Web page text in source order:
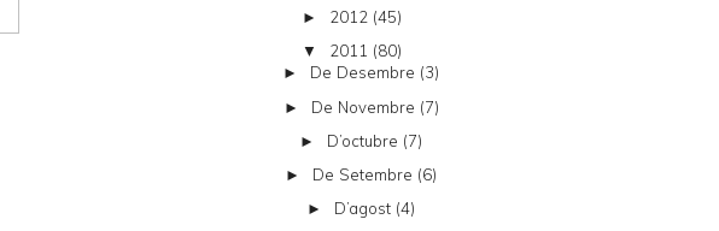
► 2012 (45)
▼ 2011 (80)
► De Desembre (3)
► De Novembre (7)
► D’octubre (7)
► De Setembre (6)
► D’agost (4)